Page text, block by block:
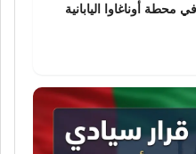
أوناغاوا اليابانية